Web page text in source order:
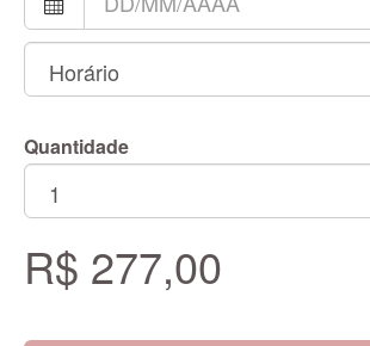
Quantidade
R$ 277,00